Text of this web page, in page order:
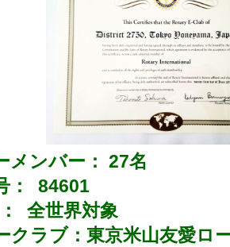
メンバー： 27名
： 84601
全世界対象
クラブ：東京米山友愛